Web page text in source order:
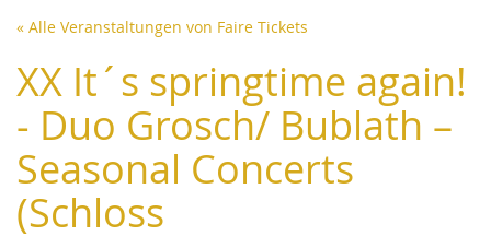
Zum
Inhalt
springen
« Alle Veranstaltungen von Faire Tickets
XX It´s springtime again!
- Duo Grosch/ Bublath –
Seasonal Concerts
(Schloss